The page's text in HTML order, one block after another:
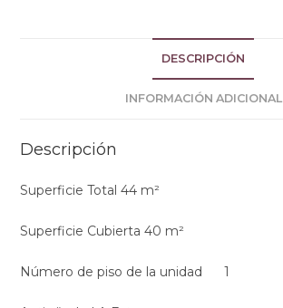
DESCRIPCIÓN
INFORMACIÓN ADICIONAL
Descripción
Superficie Total 44 m²
Superficie Cubierta 40 m²
Número de piso de la unidad 1